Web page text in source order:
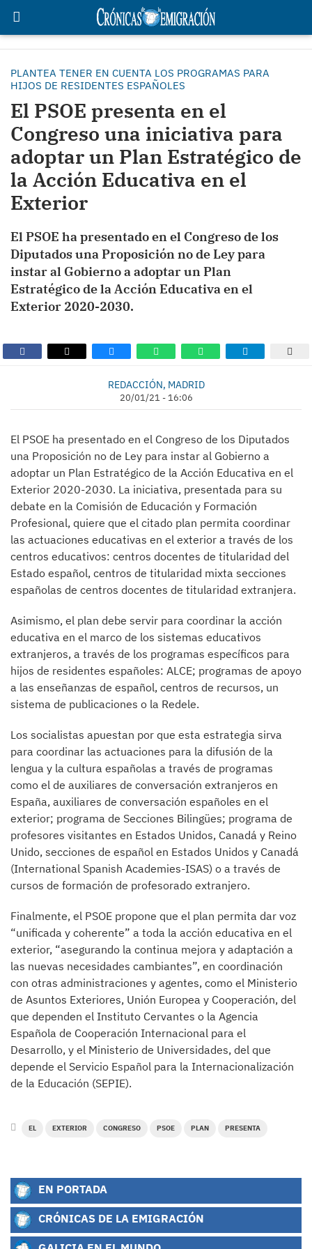
PLANTEA TENER EN CUENTA LOS PROGRAMAS PARA
HIJOS DE RESIDENTES ESPAÑOLES
El PSOE presenta en el
Congreso una iniciativa para
adoptar un Plan Estratégico de
la Acción Educativa en el
Exterior
El PSOE ha presentado en el Congreso de los
Diputados una Proposición no de Ley para
instar al Gobierno a adoptar un Plan
Estratégico de la Acción Educativa en el
Exterior 2020-2030.
REDACCIÓN, MADRID
20/01/21 - 16:06
El PSOE ha presentado en el Congreso de los Diputados
una Proposición no de Ley para instar al Gobierno a
adoptar un Plan Estratégico de la Acción Educativa en el
Exterior 2020-2030. La iniciativa, presentada para su
debate en la Comisión de Educación y Formación
Profesional, quiere que el citado plan permita coordinar
las actuaciones educativas en el exterior a través de los
centros educativos: centros docentes de titularidad del
Estado español, centros de titularidad mixta secciones
españolas de centros docentes de titularidad extranjera.
Asimismo, el plan debe servir para coordinar la acción
educativa en el marco de los sistemas educativos
extranjeros, a través de los programas específicos para
hijos de residentes españoles: ALCE; programas de apoyo
a las enseñanzas de español, centros de recursos, un
sistema de publicaciones o la Redele.
Los socialistas apuestan por que esta estrategia sirva
para coordinar las actuaciones para la difusión de la
lengua y la cultura españolas a través de programas
como el de auxiliares de conversación extranjeros en
España, auxiliares de conversación españoles en el
exterior; programa de Secciones Bilingües; programa de
profesores visitantes en Estados Unidos, Canadá y Reino
Unido, secciones de español en Estados Unidos y Canadá
(International Spanish Academies-ISAS) o a través de
cursos de formación de profesorado extranjero.
Finalmente, el PSOE propone que el plan permita dar voz
“unificada y coherente” a toda la acción educativa en el
exterior, “asegurando la continua mejora y adaptación a
las nuevas necesidades cambiantes”, en coordinación
con otras administraciones y agentes, como el Ministerio
de Asuntos Exteriores, Unión Europea y Cooperación, del
que dependen el Instituto Cervantes o la Agencia
Española de Cooperación Internacional para el
Desarrollo, y el Ministerio de Universidades, del que
depende el Servicio Español para la Internacionalización
de la Educación (SEPIE).
EL EXTERIOR CONGRESO PSOE PLAN PRESENTA
EN PORTADA
CRÓNICAS DE LA EMIGRACIÓN